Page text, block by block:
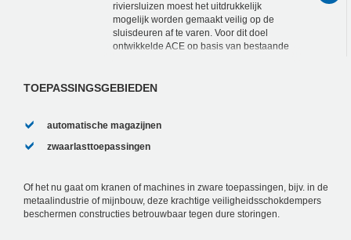
riviersluizen moest het uitdrukkelijk
mogelijk worden gemaakt veilig op de
sluisdeuren af te varen. Voor dit doel
ontwikkelde ACE op basis van bestaande
TOEPASSINGSGEBIEDEN
automatische magazijnen
zwaarlasttoepassingen
Of het nu gaat om kranen of machines in zware toepassingen, bijv. in de
metaalindustrie of mijnbouw, deze krachtige veiligheidsschokdempers
beschermen constructies betrouwbaar tegen dure storingen.